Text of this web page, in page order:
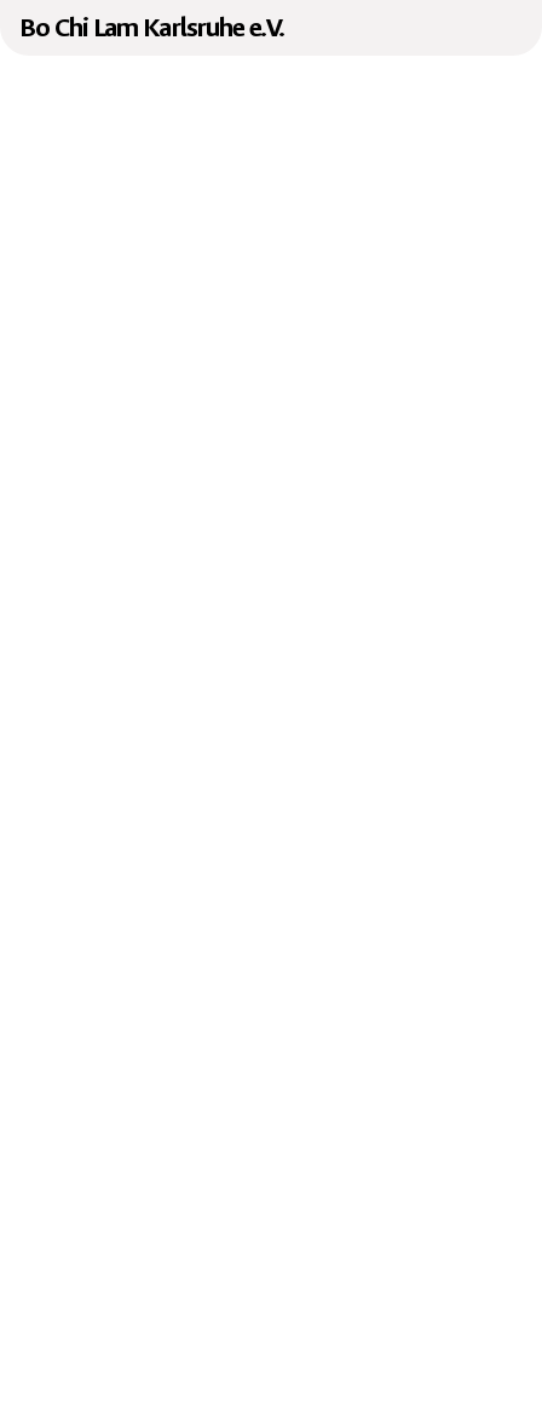
Bo Chi Lam Karlsruhe e.V.